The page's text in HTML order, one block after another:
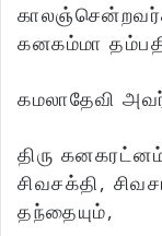
கனகம்மா
கமலாதேவி
திரு
சிவசக்தி,
தந்தையும்,